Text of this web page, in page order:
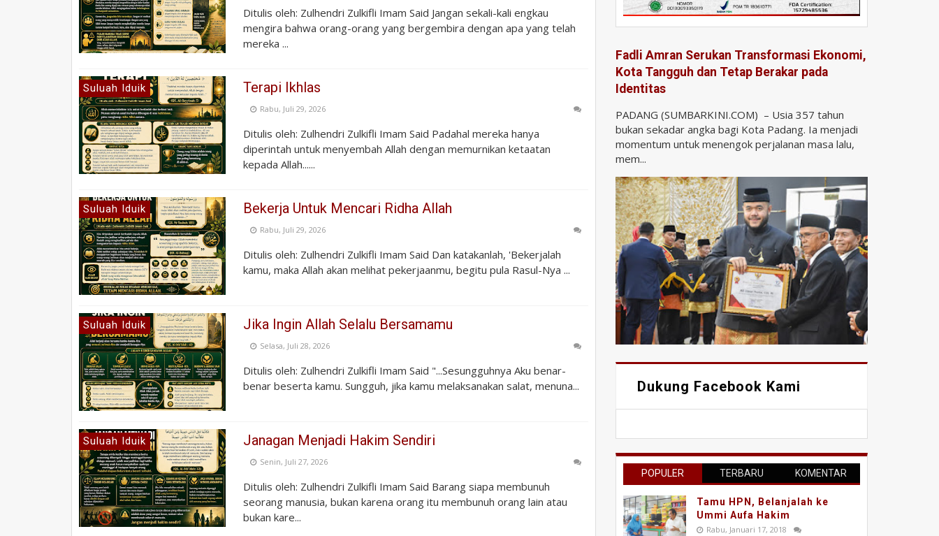
Ditulis oleh: Zulhendri Zulkifli Imam Said Jangan sekali-kali engkau
mengira bahwa orang-orang yang bergembira dengan apa yang telah
mereka ...
Suluah Iduik Terapi Ikhlas
Rabu, Juli 29, 2026
Ditulis oleh: Zulhendri Zulkifli Imam Said Padahal mereka hanya
diperintah untuk menyembah Allah dengan memurnikan ketaatan
kepada Allah......
Suluah Iduik Bekerja Untuk Mencari Ridha Allah
Rabu, Juli 29, 2026
Ditulis oleh: Zulhendri Zulkifli Imam Said Dan katakanlah, 'Bekerjalah
kamu, maka Allah akan melihat pekerjaanmu, begitu pula Rasul-Nya ...
Suluah Iduik Jika Ingin Allah Selalu Bersamamu
Selasa, Juli 28, 2026
Ditulis oleh: Zulhendri Zulkifli Imam Said "...Sesungguhnya Aku benar-
benar beserta kamu. Sungguh, jika kamu melaksanakan salat, menuna...
Suluah Iduik Janagan Menjadi Hakim Sendiri
Senin, Juli 27, 2026
Ditulis oleh: Zulhendri Zulkifli Imam Said Barang siapa membunuh
seorang manusia, bukan karena orang itu membunuh orang lain atau
bukan kare...
Fadli Amran Serukan Transformasi Ekonomi,
Kota Tangguh dan Tetap Berakar pada
Identitas
PADANG (SUMBARKINI.COM) – Usia 357 tahun
bukan sekadar angka bagi Kota Padang. Ia menjadi
momentum untuk menengok perjalanan masa lalu,
mem...
Dukung Facebook Kami
POPULER TERBARU KOMENTAR
Tamu HPN, Belanjalah ke
Ummi Aufa Hakim
Rabu, Januari 17, 2018